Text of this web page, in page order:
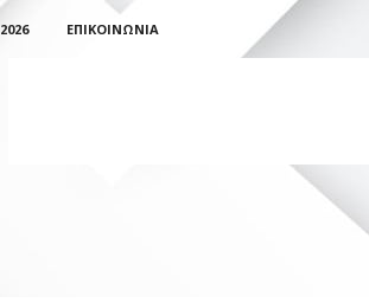
ΕΠΙΚΟΙΝΩΝΊΑ